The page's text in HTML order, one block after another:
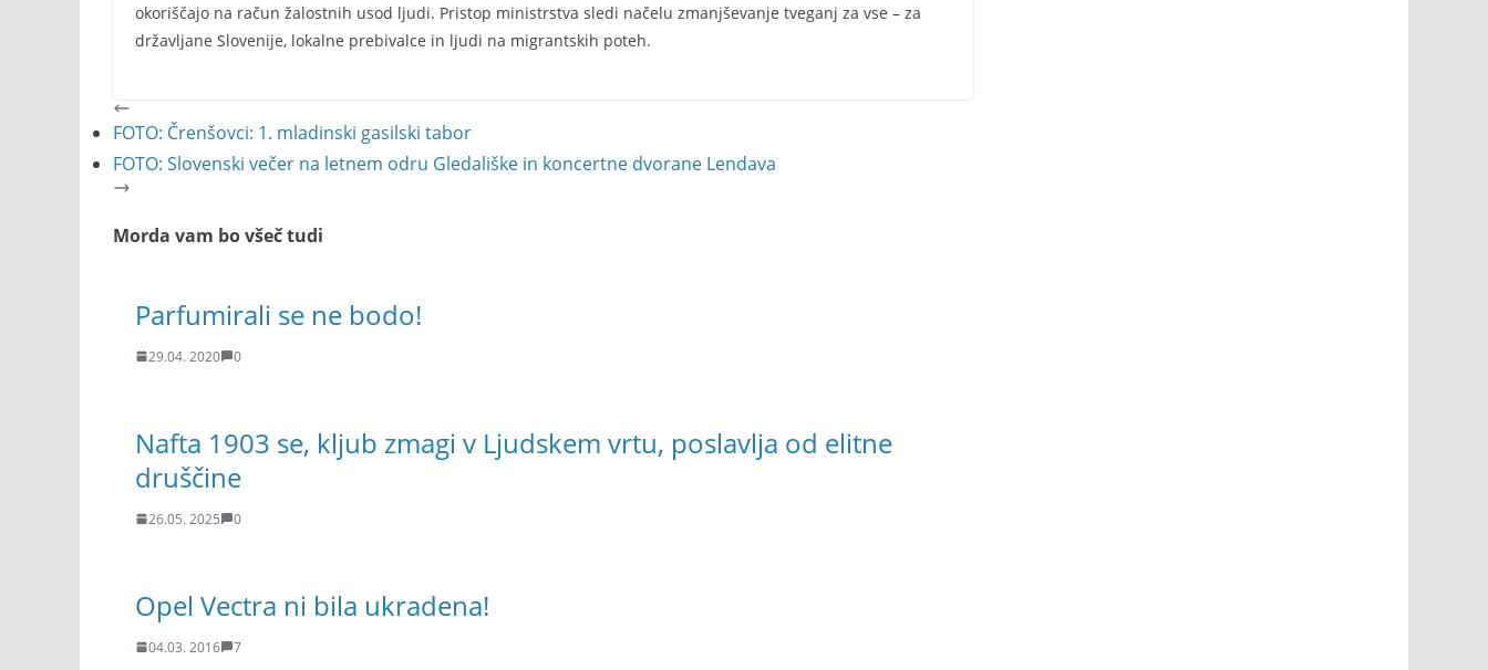
okoriščajo na račun žalostnih usod ljudi. Pristop ministrstva sledi načelu zmanjševanje tveganj za vse – za
državljane Slovenije, lokalne prebivalce in ljudi na migrantskih poteh.
FOTO: Črenšovci: 1. mladinski gasilski tabor
FOTO: Slovenski večer na letnem odru Gledališke in koncertne dvorane Lendava
Morda vam bo všeč tudi
Parfumirali se ne bodo!
29.04. 2020 0
Nafta 1903 se, kljub zmagi v Ljudskem vrtu, poslavlja od elitne
druščine
26.05. 2025 0
Opel Vectra ni bila ukradena!
04.03. 2016 7